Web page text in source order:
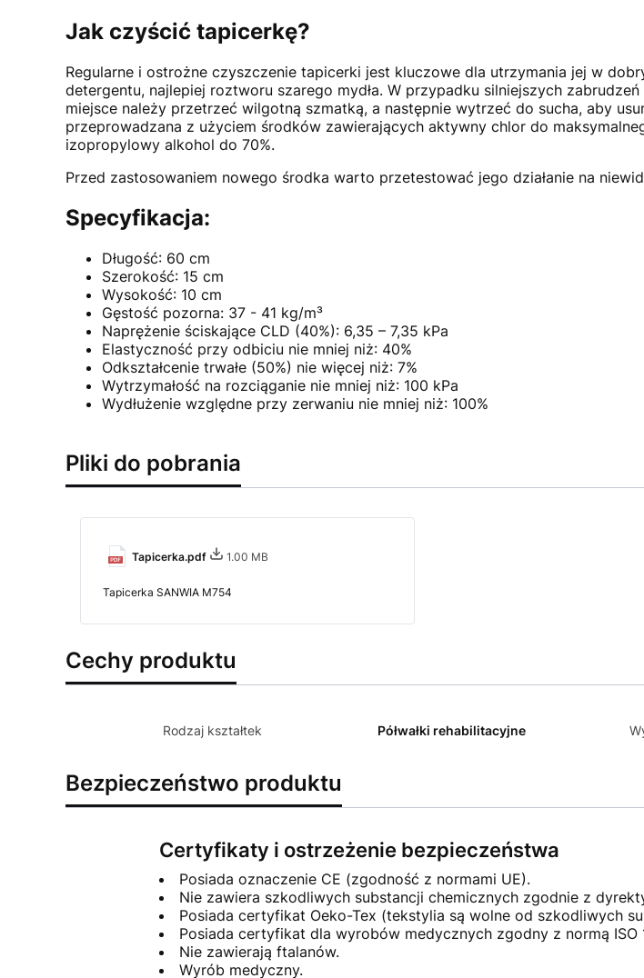
Jak czyścić tapicerkę?
Regularne i ostrożne czyszczenie tapicerki jest kluczowe dla utrzymania jej w
detergentu, najlepiej roztworu szarego mydła. W przypadku silniejszych
miejsce należy przetrzeć wilgotną szmatką, a następnie wytrzeć do sucha, aby
przeprowadzana z użyciem środków zawierających aktywny chlor do
izopropylowy alkohol do 70%.
Przed zastosowaniem nowego środka warto przetestować jego działanie na
Specyfikacja:
Długość: 60 cm
Szerokość: 15 cm
Wysokość: 10 cm
Gęstość pozorna: 37 - 41 kg/m³
Naprężenie ściskające CLD (40%): 6,35 – 7,35 kPa
Elastyczność przy odbiciu nie mniej niż: 40%
Odkształcenie trwałe (50%) nie więcej niż: 7%
Wytrzymałość na rozciąganie nie mniej niż: 100 kPa
Wydłużenie względne przy zerwaniu nie mniej niż: 100%
Pliki do pobrania
Tapicerka.pdf 1.00 MB
Tapicerka SANWIA M754
Cechy produktu
Rodzaj kształtek Półwałki rehabilitacyjne
Bezpieczeństwo produktu
Certyfikaty i ostrzeżenie bezpieczeństwa
Posiada oznaczenie CE (zgodność z normami UE).
Nie zawiera szkodliwych substancji chemicznych zgodnie z
Posiada certyfikat Oeko-Tex (tekstylia są wolne od szkodliwych
Posiada certyfikat dla wyrobów medycznych zgodny z normą ISO
Nie zawierają ftalanów.
Wyrób medyczny.